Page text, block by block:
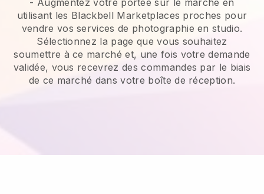
- Augmentez votre portée sur le marché en
utilisant les Blackbell Marketplaces proches pour
vendre vos services de photographie en studio.
Sélectionnez la page que vous souhaitez
soumettre à ce marché et, une fois votre demande
validée, vous recevrez des commandes par le biais
de ce marché dans votre boîte de réception.